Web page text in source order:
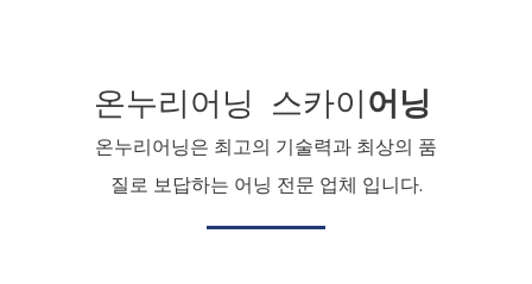
온누리어닝 스카이어닝
온누리어닝은 최고의 기술력과 최상의 품
질로 보답하는 어닝 전문 업체 입니다.